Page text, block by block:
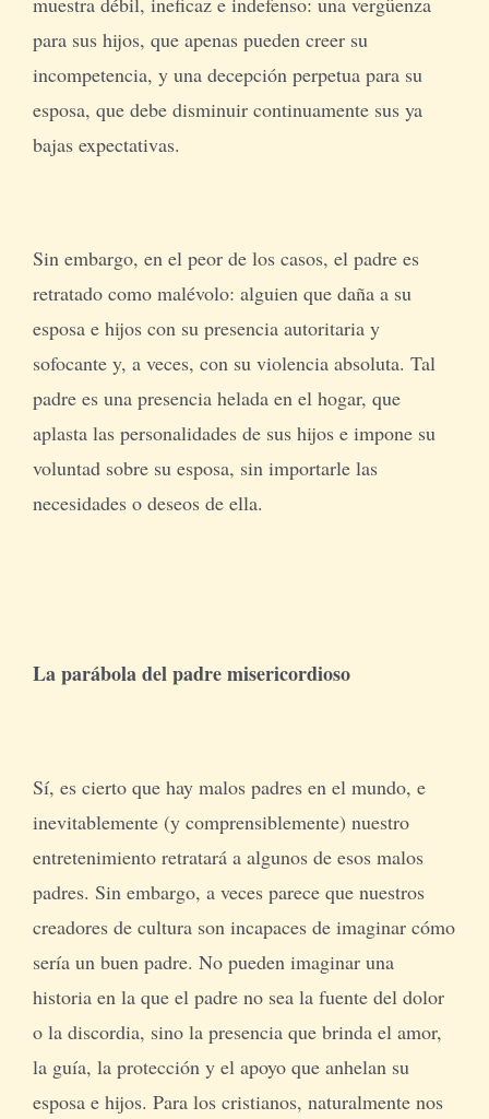
para sus hijos, que apenas pueden creer su
incompetencia, y una decepción perpetua para su
esposa, que debe disminuir continuamente sus ya
bajas expectativas.
Sin embargo, en el peor de los casos, el padre es
retratado como malévolo: alguien que daña a su
esposa e hijos con su presencia autoritaria y
sofocante y, a veces, con su violencia absoluta. Tal
padre es una presencia helada en el hogar, que
aplasta las personalidades de sus hijos e impone su
voluntad sobre su esposa, sin importarle las
necesidades o deseos de ella.
La parábola del padre misericordioso
Sí, es cierto que hay malos padres en el mundo, e
inevitablemente (y comprensiblemente) nuestro
entretenimiento retratará a algunos de esos malos
padres. Sin embargo, a veces parece que nuestros
creadores de cultura son incapaces de imaginar cómo
sería un buen padre. No pueden imaginar una
historia en la que el padre no sea la fuente del dolor
o la discordia, sino la presencia que brinda el amor,
la guía, la protección y el apoyo que anhelan su
esposa e hijos. Para los cristianos, naturalmente nos